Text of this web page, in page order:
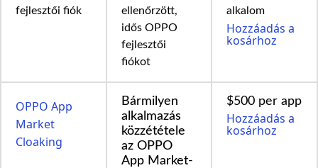
fejlesztői fiók
ellenőrzött,
idős OPPO
fejlesztői
fiókot
alkalom
Hozzáadás a
kosárhoz
OPPO App
Market
Cloaking
Bármilyen
alkalmazás
közzététele
az OPPO
App Market-
$500 per app
Hozzáadás a
kosárhoz